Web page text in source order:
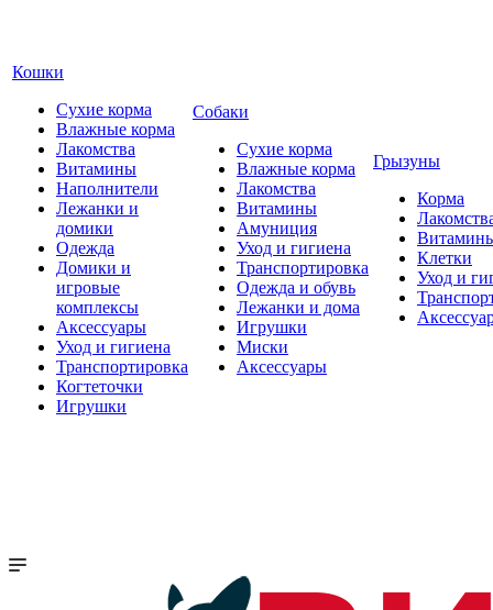
Кошки
Сухие корма
Влажные корма
Лакомства
Витамины
Наполнители
Лежанки и
домики
Одежда
Домики и
игровые
комплексы
Аксессуары
Уход и гигиена
Транспортировка
Когтеточки
Игрушки
Собаки
Сухие корма
Влажные корма
Лакомства
Витамины
Амуниция
Уход и гигиена
Транспортировка
Одежда и обувь
Лежанки и дома
Игрушки
Миски
Аксессуары
Грызуны
Корма
Клетки
Уход и